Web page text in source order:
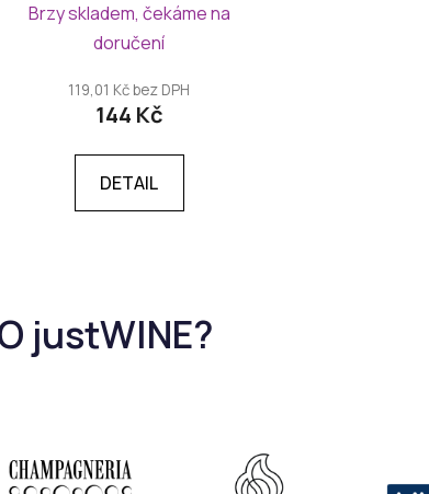
Brzy skladem, čekáme na
doručení
119,01 Kč bez DPH
144 Kč
DETAIL